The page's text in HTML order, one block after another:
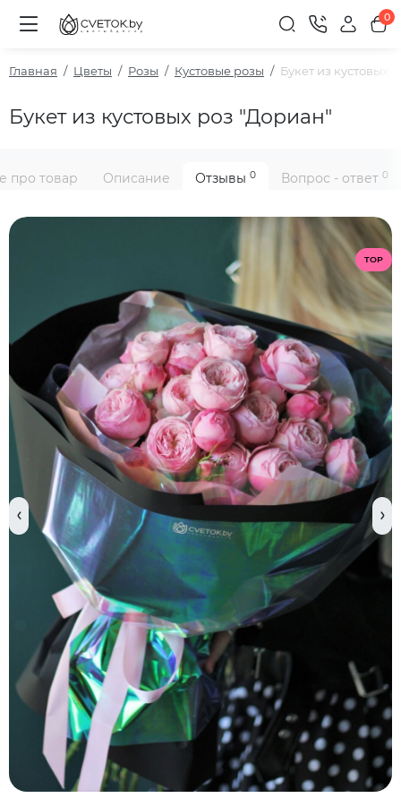
0
Главная Цветы Розы Кустовые розы Букет из кустовых
Букет из кустовых роз "Дориан"
про товар Описание Отзывы 0 Вопрос - ответ 0
TOP